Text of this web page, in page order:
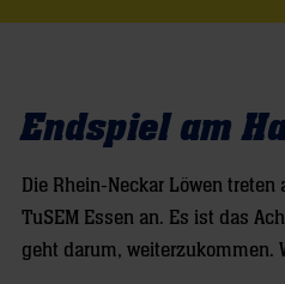
Endspiel am
Die Rhein-Neckar Löwen
TuSEM Essen an. Es ist das
geht darum, weiterzukommen.